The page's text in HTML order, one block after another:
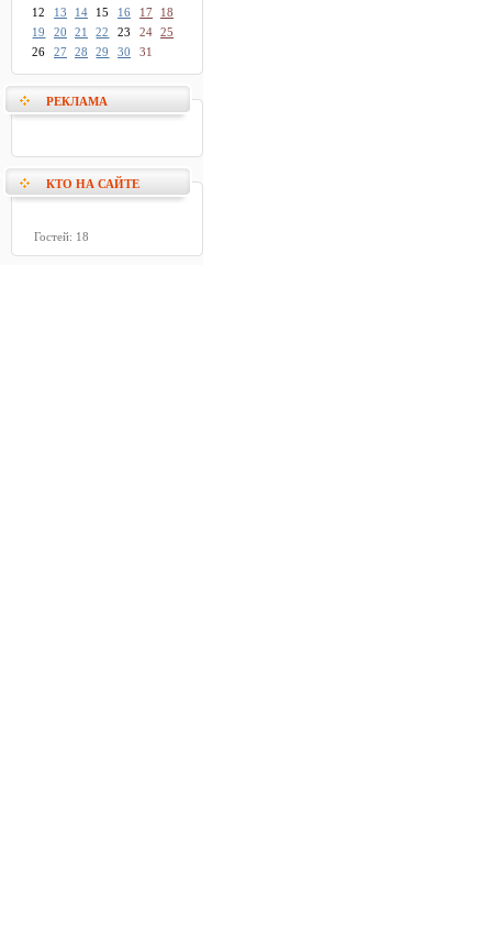
12
13 14 15 16 17
18
19
20 21 22 23 24 25
26
27 28 29 30 31
РЕКЛАМА
КТО НА САЙТЕ
Гостей: 18